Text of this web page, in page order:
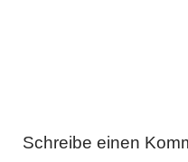
Schreibe einen